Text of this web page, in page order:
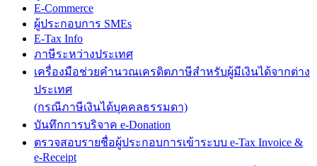
E-Commerce
ผู้ประกอบการ SMEs
E-Tax Info
ภาษีระหว่างประเทศ
เครื่องมือช่วยคำนวณเครดิตภาษีสำหรับผู้มีเงินได้จากต่าง
ประเทศ
(กรณีภาษีเงินได้บุคคลธรรมดา)
บันทึกการบริจาค e-Donation
ตรวจสอบรายชื่อผู้ประกอบการเข้าระบบ e-Tax Invoice &
e-Receipt